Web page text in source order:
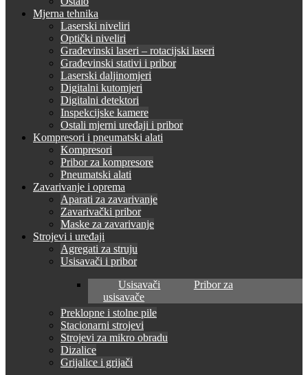
Mjerna tehnika
Laserski niveliri
Optički niveliri
Građevinski laseri – rotacijski laseri
Građevinski stativi i pribor
Laserski daljinomjeri
Digitalni kutomjeri
Digitalni detektori
Inspekcijske kamere
Ostali mjerni uređaji i pribor
Kompresori i pneumatski alati
Kompresori
Pribor za kompresore
Pneumatski alati
Zavarivanje i oprema
Aparati za zavarivanje
Zavarivački pribor
Maske za zavarivanje
Strojevi i uređaji
Agregati za struju
Usisavači i pribor
Usisavači
Pribor za
usisavače
Preklopne i stolne pile
Stacionarni strojevi
Strojevi za mikro obradu
Dizalice
Grijalice i grijači